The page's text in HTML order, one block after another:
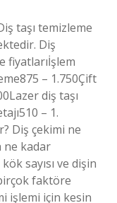
taşı temizleme
Diş
fiyatlarıİşlem
– 1.750Çift
diş taşı
– 1.
Diş çekimi ne
ne kadar
sayısı ve dişin
faktöre
işlemi için kesin